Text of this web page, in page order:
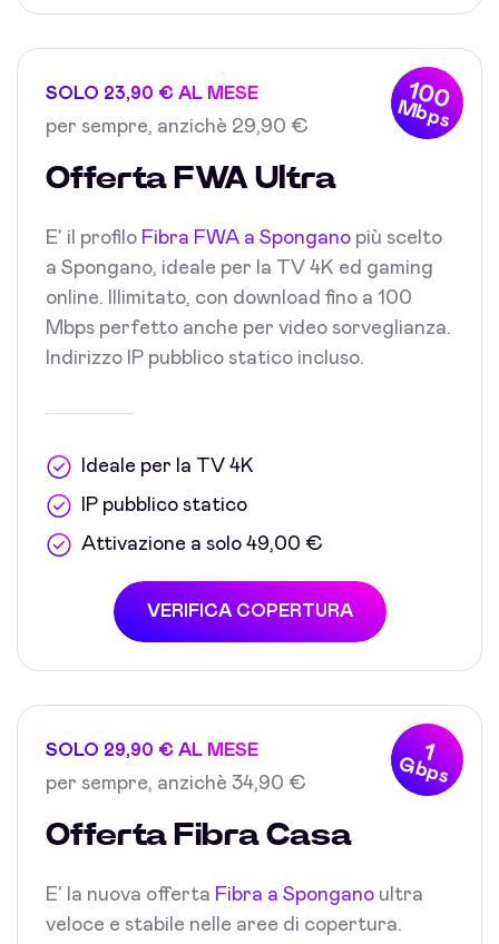
100
Mbps
SOLO 23,90 € AL MESE
per sempre, anzichè 29,90 €
Offerta FWA Ultra
E' il profilo Fibra FWA a Spongano più scelto
a Spongano, ideale per la TV 4K ed gaming
online. Illimitato, con download fino a 100
Mbps perfetto anche per video sorveglianza.
Indirizzo IP pubblico statico incluso.
Ideale per la TV 4K
IP pubblico statico
Attivazione a solo 49,00 €
VERIFICA COPERTURA
1
Gbps
SOLO 29,90 € AL MESE
per sempre, anzichè 34,90 €
Offerta Fibra Casa
E' la nuova offerta Fibra a Spongano ultra
veloce e stabile nelle aree di copertura.